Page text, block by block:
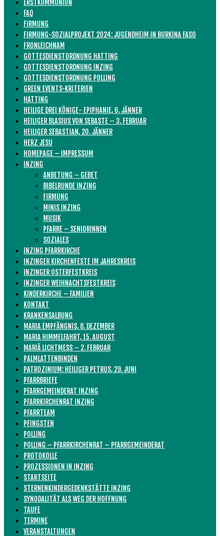
ERSTKOMMUNION
FAQ
FIRMUNG
FIRMUNG-SOZIALPROJEKT 2024: JUGENDHEIM IN BURKINA FASO
FRONLEICHNAM
GOTTESDIENSTORDNUNG HATTING
GOTTESDIENSTORDNUNG INZING
GOTTESDIENSTORDNUNG POLLING
GREEN EVENTS-KRITERIEN
HATTING
HEILIGE DREI KÖNIGE- EPIPHANIE, 6. JÄNNER
HEILIGER BLASIUS VON SEBASTE – 3. FEBRUAR
HEILIGER SEBASTIAN, 20. JÄNNER
HERZ JESU
HOMEPAGE – IMPRESSUM
INZING
ANBETUNG – GEBET
BIBELRUNDE INZING
FIRMUNG
MINIS INZING
MUSIK
PFARRE – SENIORINNEN
SOZIALES
INZING PFARRKIRCHE
INZINGER KIRCHENFESTE IM JAHRESKREIS
INZINGER OSTERFESTKREIS
INZINGER WEIHNACHTSFESTKREIS
KINDERKIRCHE – FAMILIEN
KONTAKT
KRANKENSALBUNG
MARIA EMPFÄNGNIS, 8. DEZEMBER
MARIA HIMMELFAHRT, 15. AUGUST
MARIÄ LICHTMESS – 2. FEBRUAR
PALMLATTENBINDEN
PATROZINIUM: HEILIGER PETRUS, 29. JUNI
PFARRBRIEFE
PFARRGEMEINDERAT INZING
PFARRKIRCHENRAT INZING
PFARRTEAM
PFINGSTEN
POLLING
POLLING – PFARRKIRCHENRAT – PFARRGEMEINDERAT
PROTOKOLLE
PROZESSIONEN IN INZING
STARTSEITE
STERNENKINDERGEDENKSTÄTTE INZING
SYNODALITÄT ALS WEG DER HOFFNUNG
TAUFE
TERMINE
VERANSTALTUNGEN